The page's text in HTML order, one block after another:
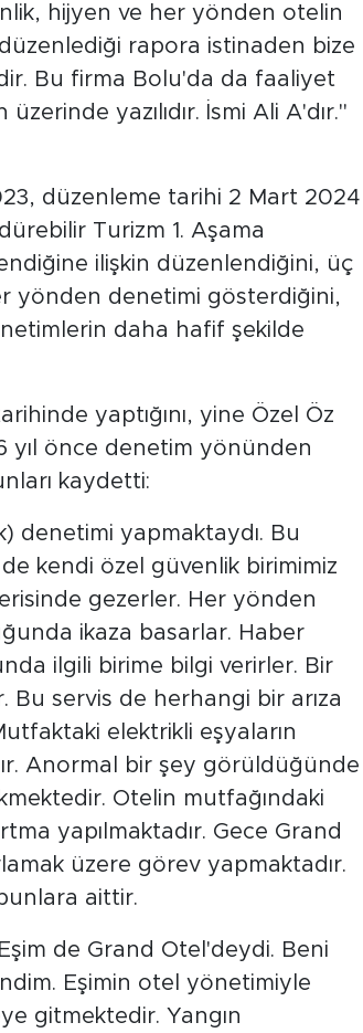
hijyen ve her yönden otelin
rapora istinaden bize
Bu firma Bolu'da da faaliyet
yazılıdır. İsmi Ali A'dır."
düzenleme tarihi 2 Mart 2024
Turizm 1. Aşama
ilişkin düzenlendiğini, üç
yönden denetimi gösterdiğini,
daha hafif şekilde
yaptığını, yine Özel Öz
yıl önce denetim yönünden
kaydetti:
denetimi yapmaktaydı. Bu
kendi özel güvenlik birimimiz
gezerler. Her yönden
ikaza basarlar. Haber
ilgili birime bilgi verirler. Bir
Bu servis de herhangi bir arıza
elektrikli eşyaların
Anormal bir şey görüldüğünde
Otelin mutfağındaki
yapılmaktadır. Gece Grand
üzere görev yapmaktadır.
aittir.
de Grand Otel'deydi. Beni
Eşimin otel yönetimiyle
gitmektedir. Yangın